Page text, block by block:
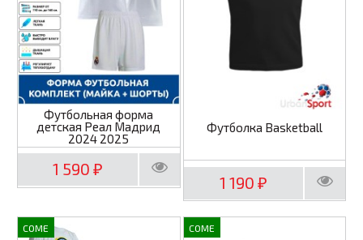
Футбольная форма
детская Реал Мадрид
2024 2025
1 590 ₽
Футболка Basketball
1 190 ₽
COME COME